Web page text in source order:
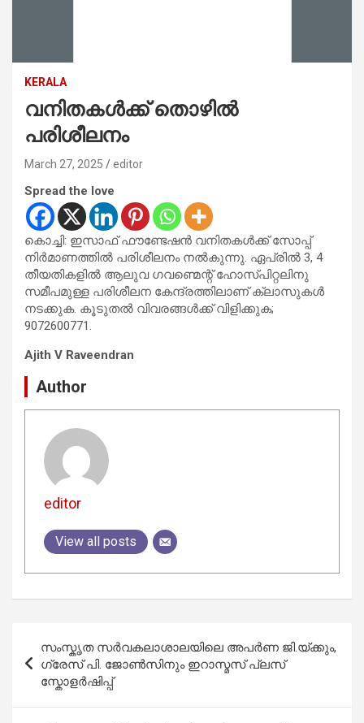
KERALA
വനിതകൾക്ക് തൊഴിൽ
പരിശീലനം
March 27, 2025 editor
Spread the love
കൊച്ചി: ഇസാഫ് ഫൗണ്ടേഷൻ വനിതകൾക്ക് സോപ്പ്
നിർമാണത്തിൽ പരിശീലനം നൽകുന്നു. ഏപ്രിൽ 3, 4
തീയതികളിൽ ആലുവ ഗവണ്മെന്റ് ഹോസ്പിറ്റലിനു
സമീപമുള്ള പരിശീലന കേന്ദ്രത്തിലാണ് ക്ലാസുകൾ
നടക്കുക. കൂടുതൽ വിവരങ്ങൾക്ക് വിളിക്കുക;
9072600771.
Ajith V Raveendran
Author
editor
View all posts
navigation
സംസ്കൃത സർവകലാശാലയിലെ അപർണ ജി.യ്ക്കും,
ഗ്രേസ് പി. ജോൺസിനും ഇറാസ്മസ് പ്ലസ്
സ്കോളർഷിപ്പ്